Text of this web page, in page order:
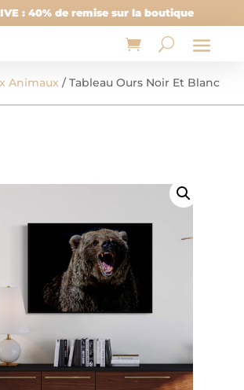
: 40% de remise sur la boutique
Animaux / Tableau Ours Noir Et Blanc